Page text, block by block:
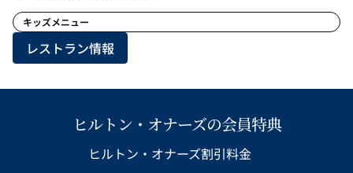
キッズメニュー
レストラン情報
ヒルトン・オナーズの会員特典
ヒルトン・オナーズ割引料金